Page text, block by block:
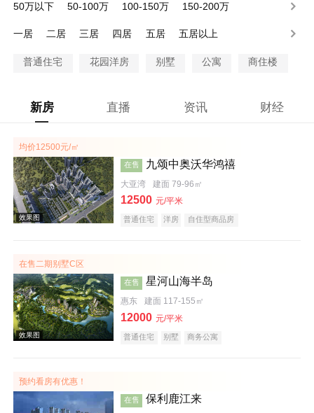
50万以下 50-100万 100-150万
150-200万
一居
二居 三居 四居 五居 五居以上
普通住宅 花园洋房 别墅 公寓 商住楼
新房 直播 资讯 财经
均价12500元/㎡
效果图
在售 九颂中奥沃华鸿禧
大亚湾 建面 79-96㎡
12500 元/平米
普通住宅 洋房 自住型商品房
在售二期别墅C区
在售 星河山海半岛
惠东 建面 117-155㎡
12000 元/平米
普通住宅 别墅 商务公寓
预约看房有优惠！
在售 保利鹿江来